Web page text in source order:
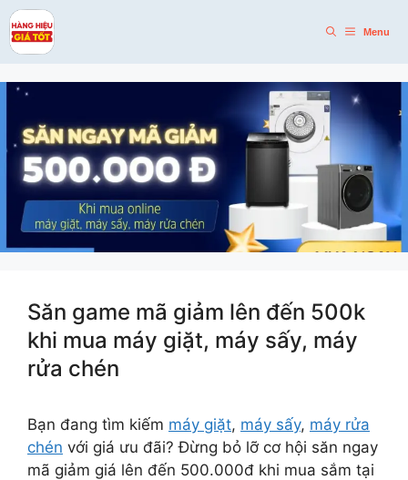
Skip
to
content
Menu
Săn game mã giảm lên đến 500k
khi mua máy giặt, máy sấy, máy
rửa chén
Bạn đang tìm kiếm máy giặt, máy sấy, máy rửa
chén với giá ưu đãi? Đừng bỏ lỡ cơ hội săn ngay
mã giảm giá lên đến 500.000đ khi mua sắm tại